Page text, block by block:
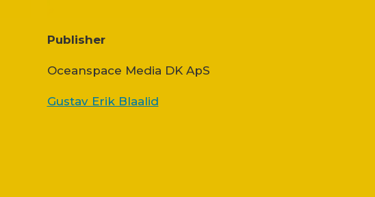
Publisher
Oceanspace Media DK ApS
Gustav Erik Blaalid